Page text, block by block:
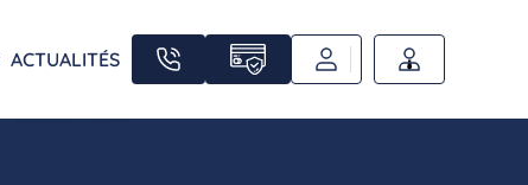
ACTUALITÉS